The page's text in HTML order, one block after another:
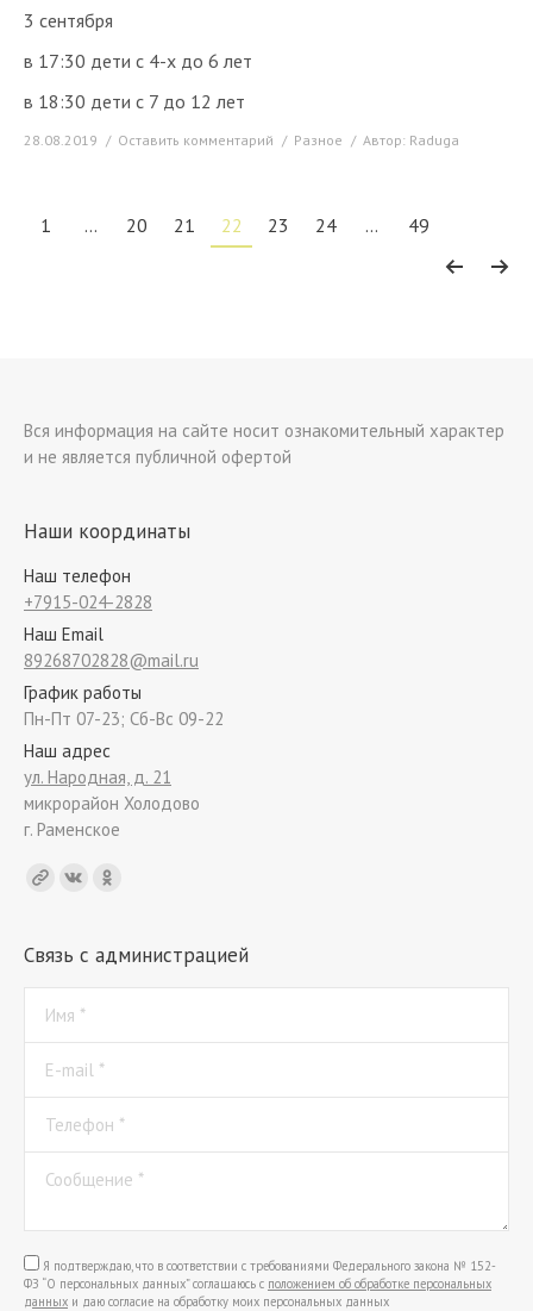
3 сентября
в 17:30 дети с 4-х до 6 лет
в 18:30 дети с 7 до 12 лет
28.08.2019 Оставить комментарий Разное Автор: Raduga
1 … 20 21 22 23 24 … 49
Вся информация на сайте носит ознакомительный характер
и не является публичной офертой
Наши координаты
Наш телефон
+7915-024-2828
Наш Email
89268702828@mail.ru
График работы
Пн-Пт 07-23; Сб-Вс 09-22
Наш адрес
ул. Народная, д. 21
микрорайон Холодово
г. Раменское
Find us on:
Связь с администрацией
Имя *
E-mail *
Телефон *
Сообщение *
Я подтверждаю, что в соответствии с требованиями Федерального закона № 152-
ФЗ “О персональных данных” соглашаюсь с положением об обработке персональных
данных и даю согласие на обработку моих персональных данных